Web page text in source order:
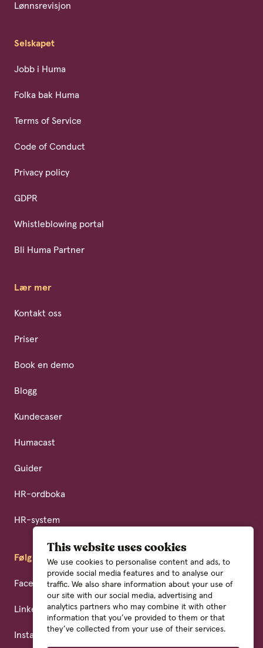
This website uses cookies
We use cookies to personalise content and ads, to
provide social media features and to analyse our
traffic. We also share information about your use of
our site with our social media, advertising and
analytics partners who may combine it with other
information that you’ve provided to them or that
they’ve collected from your use of their services.
Lønnsrevisjon
Selskapet
Jobb i Huma
Folka bak Huma
Terms of Service
Code of Conduct
Privacy policy
GDPR
Whistleblowing portal
Bli Huma Partner
Lær mer
Kontakt oss
Priser
Book en demo
Blogg
Kundecaser
Humacast
Guider
HR-ordboka
HR-system
Følg oss
Facebook
LinkedIn
Instagram